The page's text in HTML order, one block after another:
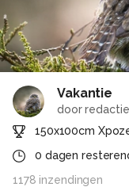
Vakantie
door
150x100cm
0 dagen
1178 inzendingen